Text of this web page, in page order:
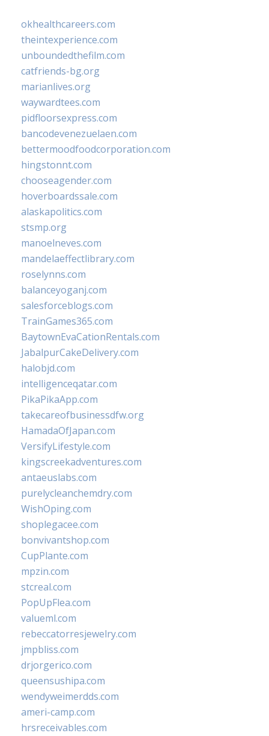
okhealthcareers.com
theintexperience.com
unboundedthefilm.com
catfriends-bg.org
marianlives.org
waywardtees.com
pidfloorsexpress.com
bancodevenezuelaen.com
bettermoodfoodcorporation.com
hingstonnt.com
chooseagender.com
hoverboardssale.com
alaskapolitics.com
stsmp.org
manoelneves.com
mandelaeffectlibrary.com
roselynns.com
balanceyoganj.com
salesforceblogs.com
TrainGames365.com
BaytownEvaCationRentals.com
JabalpurCakeDelivery.com
halobjd.com
intelligenceqatar.com
PikaPikaApp.com
takecareofbusinessdfw.org
HamadaOfJapan.com
VersifyLifestyle.com
kingscreekadventures.com
antaeuslabs.com
purelycleanchemdry.com
WishOping.com
shoplegacee.com
bonvivantshop.com
CupPlante.com
mpzin.com
stcreal.com
PopUpFlea.com
valueml.com
rebeccatorresjewelry.com
jmpbliss.com
drjorgerico.com
queensushipa.com
wendyweimerdds.com
ameri-camp.com
hrsreceivables.com